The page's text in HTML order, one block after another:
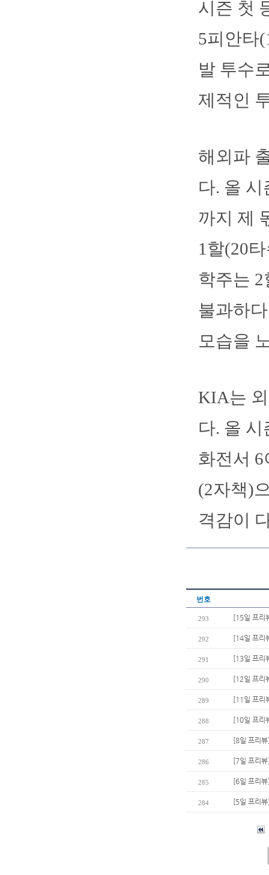
시즌 첫
5피안타
발 투수
제적인
해외파
다. 올
까지 제
1할(20
학주는
불과하
모습을
KIA는
다. 올
화전서
(2자책)
격감이
번호
293 [15일 프리
292 [14일 프리
291 [13일 프리
290 [12일 프리
289 [11일 프리
288 [10일 프리
287 [8일 프리
286 [7일 프리
285 [6일 프리
284 [5일 프리